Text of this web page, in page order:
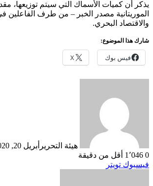
يذكر أن كميات الأسماك التي سيتم توزيعها،
الموريتانية مصدر الخبر – من طرف الفاعلين
والاقتصاد البحري.
شارك هذا الموضوع:
فيس بوك X
هيئة التحرير أبريل 20, 2020
0
أقل من دقيقة
فيسبوك تويتر